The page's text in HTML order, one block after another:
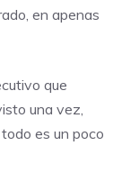
en apenas
que
una vez,
es un poco